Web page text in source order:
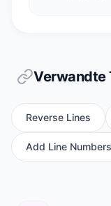
Verwandte
Reverse Lines
Add Line Numbers